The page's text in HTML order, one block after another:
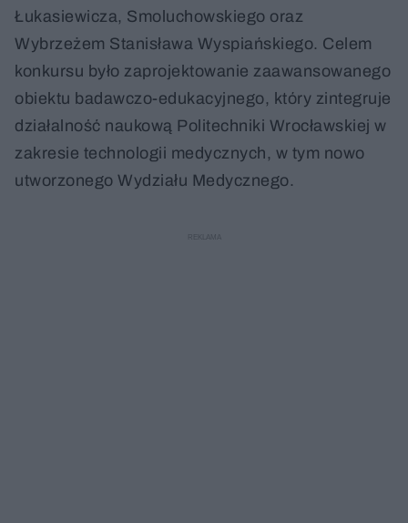
Łukasiewicza, Smoluchowskiego oraz
Wybrzeżem Stanisława Wyspiańskiego. Celem
konkursu było zaprojektowanie zaawansowanego
obiektu badawczo-edukacyjnego, który zintegruje
działalność naukową Politechniki Wrocławskiej w
zakresie technologii medycznych, w tym nowo
utworzonego Wydziału Medycznego.